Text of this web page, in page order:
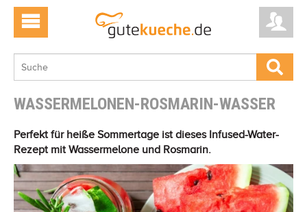
WASSERMELONEN-ROSMARIN-WASSER
Perfekt für heiße Sommertage ist dieses Infused-Water-
Rezept mit Wassermelone und Rosmarin.